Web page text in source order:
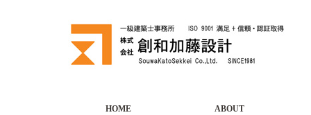
HOME ABOUT